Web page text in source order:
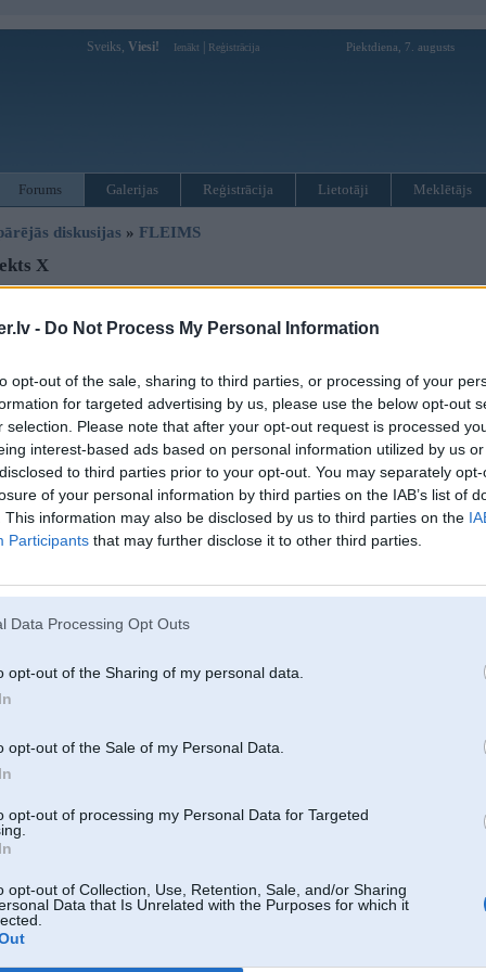
- Do Not Process My Personal Information
opt-out of the sale, sharing to third parties, or processing of your
for targeted advertising by us, please use the below opt-out
selection. Please note that after your opt-out request is processed
interest-based ads based on personal information utilized by us
to third parties prior to your opt-out. You may separately
of your personal information by third parties on the IAB’s list of
This information may also be disclosed by us to third parties on the
Participants that may further disclose it to other third parties.
Data Processing Opt Outs
opt-out of the Sharing of my personal data.
opt-out of the Sale of my Personal Data.
opt-out of processing my Personal Data for Targeted
opt-out of Collection, Use, Retention, Sale, and/or Sharing
Data that Is Unrelated with the Purposes for which it
Sveiks, Viesi! Ienākt Reģistrācija Piektdiena, 7. augusts
Forums Galerijas Reģistrācija Lietotāji Meklētājs
diskusijas » FLEIMS
X
Atbildēt
14. Mar 2010, 15:45
28.februārī, padomju slepenajā bunkurā zem rehabilitācijas centra
"Objekts X".
Jauno spēli organizē Līgatnes novada Kultūras un tūrisma centrs. Spēles
informāciju, ka PSRS armijas slepenā "Astotā Pārvalde" veikusi slepenus
"Ir notikusi avārija, kuras iemesli ir nezināmi. Ir izplūdusi indīga viela un
Bunkurs ir gandrīz pamests, taču pazemē ir palicis kaut kas, kas pēc
Izsauktajām aģentu specvienībām ir uzdevums - atrast un nogādāt
Izmantojot īpaši slepenus instrumentus un aparatūru, aģentiem ir
Spēle ir aizraujoša un nedaudz ekstrēma alternatīva jau ierastajiem
dalībniekus ar sižetu un neļaus ne mirkli atslābt, jo kurš gan grib palikt
Spēlē var piedalīties dalībnieki no 12 gadu vecuma. Personas līdz 12 gadu
aizbildņiem.
Atrašanās vieta - Līgatnes novads, Skaļupes
Līgatnes padomju slepenais bunkurs, SIA "Rehabilitācijas centrs "Līgatne""
Spriņģu iela 4, Līgatne, Līgatnes novads, LV-4110